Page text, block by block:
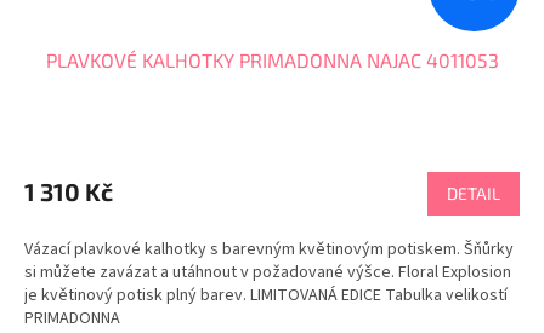
PLAVKOVÉ KALHOTKY PRIMADONNA NAJAC 4011053
1 310 Kč DETAIL
Vázací plavkové kalhotky s barevným květinovým potiskem. Šňůrky
si můžete zavázat a utáhnout v požadované výšce. Floral Explosion
je květinový potisk plný barev. LIMITOVANÁ EDICE Tabulka velikostí
PRIMADONNA